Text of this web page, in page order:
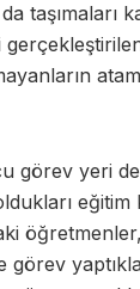
taşımaları
görev yeri